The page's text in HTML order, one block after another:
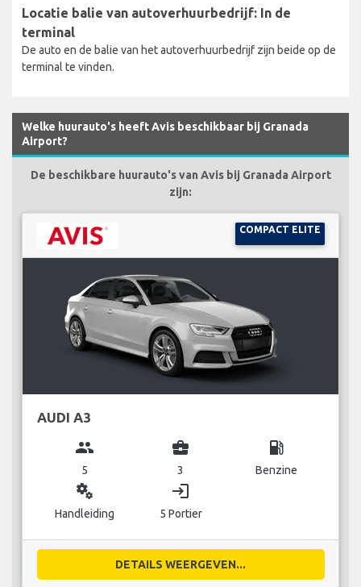
Locatie balie van autoverhuurbedrijf: In de
terminal
De auto en de balie van het autoverhuurbedrijf zijn beide op de
terminal te vinden.
Welke huurauto's heeft Avis beschikbaar bij Granada
Airport?
De beschikbare huurauto's van Avis bij Granada Airport
zijn:
COMPACT ELITE
AUDI A3
group
5
business_center
3
local_gas_station
Benzine
miscellaneous_services
Handleiding
login
5 Portier
DETAILS WEERGEVEN...